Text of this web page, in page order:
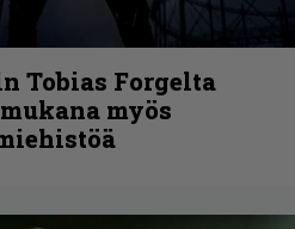
Tobias Forgelta
myös